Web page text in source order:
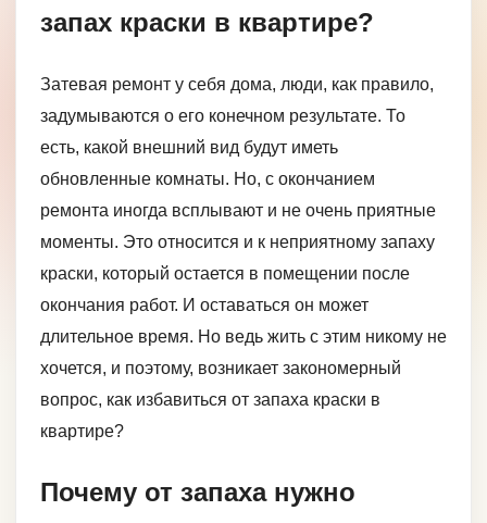
запах краски в квартире?
Затевая ремонт у себя дома, люди, как правило,
задумываются о его конечном результате. То
есть, какой внешний вид будут иметь
обновленные комнаты. Но, с окончанием
ремонта иногда всплывают и не очень приятные
моменты. Это относится и к неприятному запаху
краски, который остается в помещении после
окончания работ. И оставаться он может
длительное время. Но ведь жить с этим никому не
хочется, и поэтому, возникает закономерный
вопрос, как избавиться от запаха краски в
квартире?
Почему от запаха нужно